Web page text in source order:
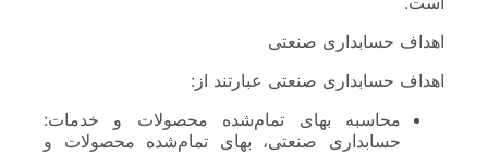
اهداف حسابداری صنعتی
اهداف حسابداری صنعتی عبارتند از:
محاسبه بهای تمام‌شده محصولات و خدمات:
حسابداری صنعتی، بهای تمام‌شده محصولات و